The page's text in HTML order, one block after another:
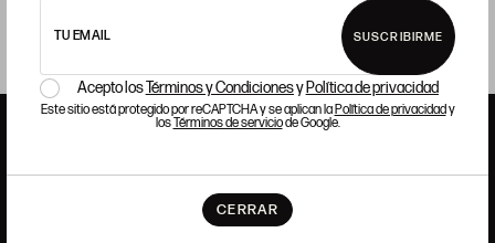
TU EMAIL SUSCRIBIRME
Acepto losTérminos y Condicionesy Política de privacidad
Este sitio está protegido por reCAPTCHA y se aplican laPolítica de privacidady
losTérminos de serviciode Google.
CERRAR